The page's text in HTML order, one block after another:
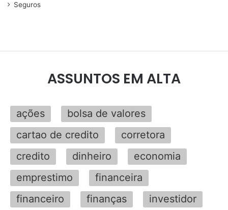
Seguros
ASSUNTOS EM ALTA
ações
bolsa de valores
cartao de credito
corretora
credito
dinheiro
economia
emprestimo
financeira
financeiro
finanças
investidor